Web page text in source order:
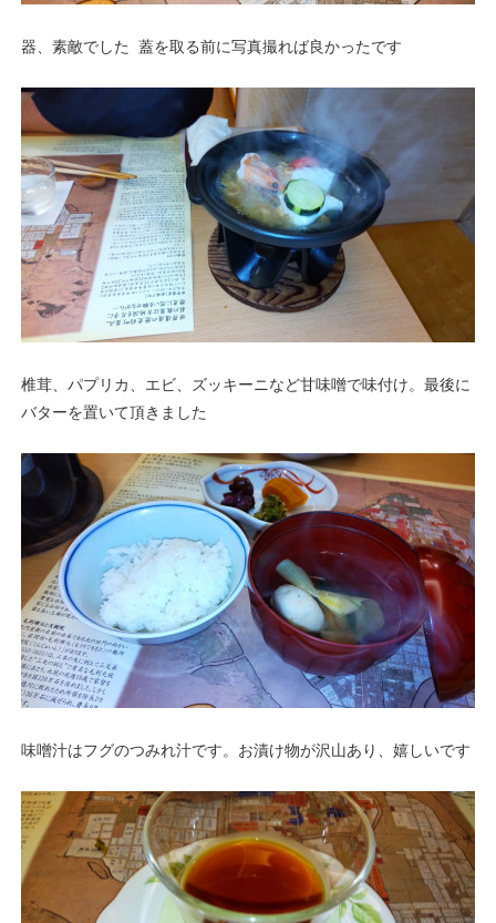
器、素敵でした 蓋を取る前に写真撮れば良かったです
椎茸、パプリカ、エビ、ズッキーニなど甘味噌で味付け。最後に
バターを置いて頂きました
味噌汁はフグのつみれ汁です。お漬け物が沢山あり、嬉しいです